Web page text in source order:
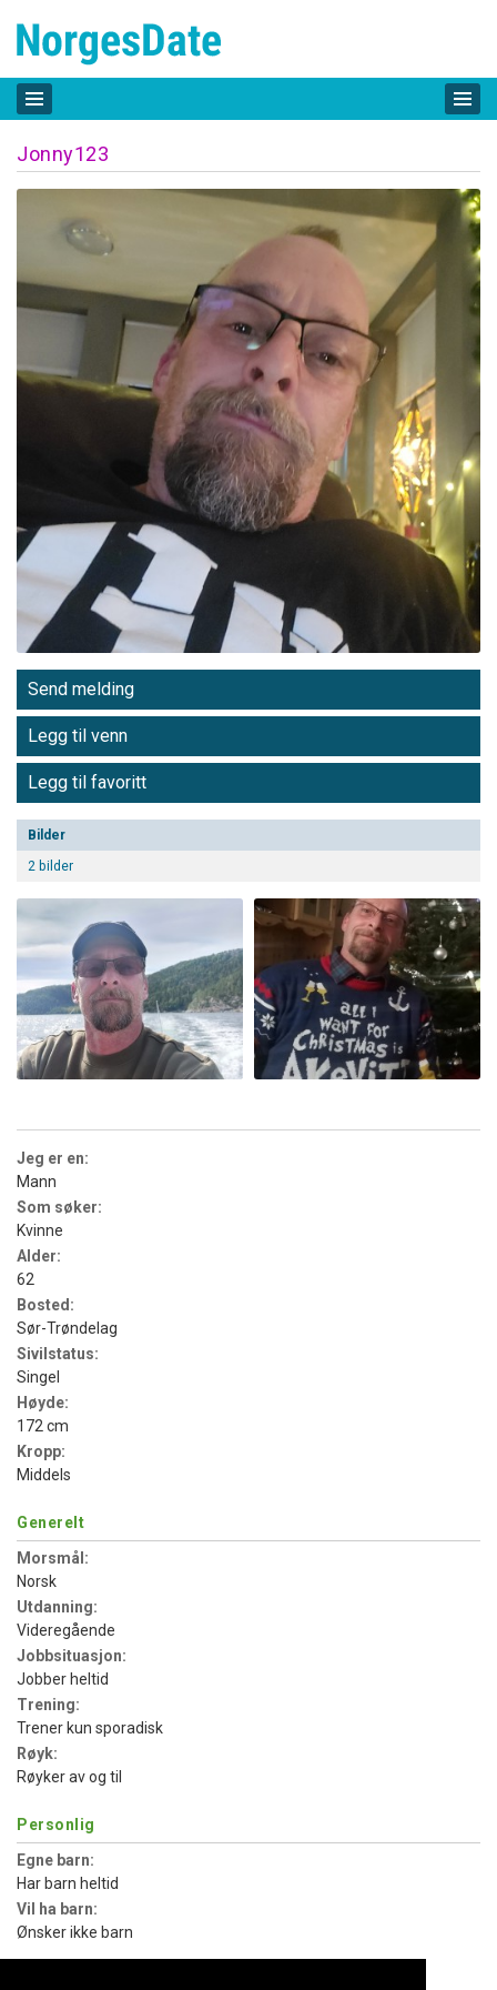
Jonny123
Send melding
Legg til venn
Legg til favoritt
Bilder
2 bilder
Jeg er en:
Mann
Som søker:
Kvinne
Alder:
62
Bosted:
Sør-Trøndelag
Sivilstatus:
Singel
Høyde:
172 cm
Kropp:
Middels
Generelt
Morsmål:
Norsk
Utdanning:
Videregående
Jobbsituasjon:
Jobber heltid
Trening:
Trener kun sporadisk
Røyk:
Røyker av og til
Personlig
Egne barn:
Har barn heltid
Vil ha barn:
Ønsker ikke barn